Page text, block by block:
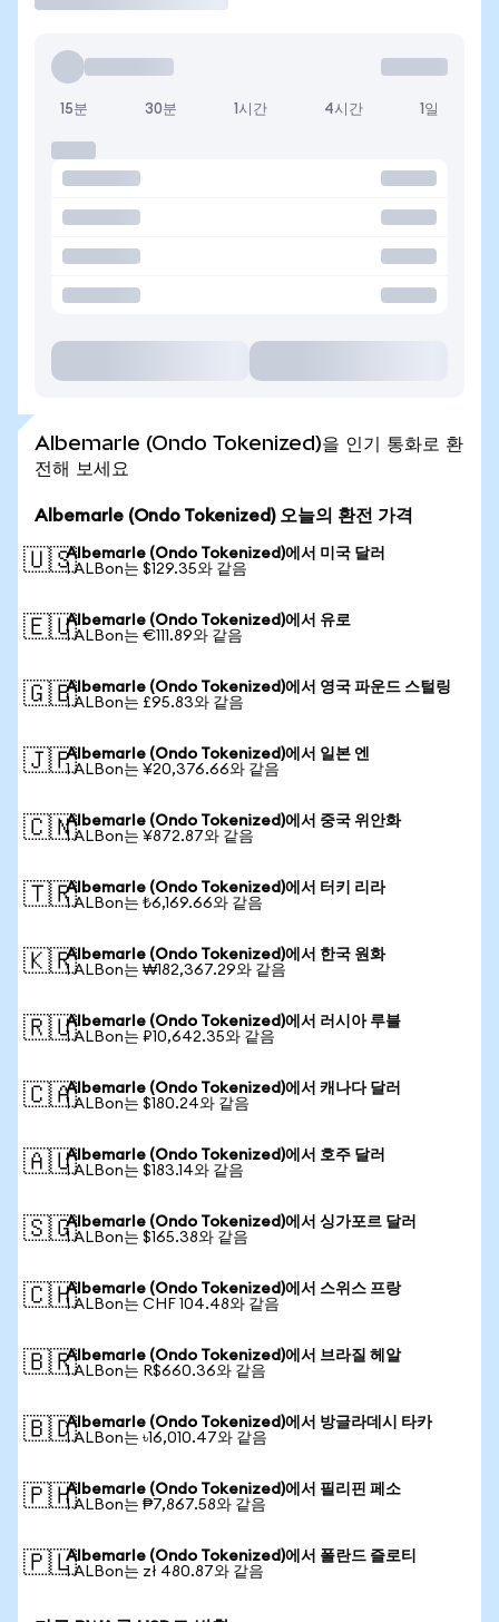
15분 30분 1시간 4시간 1일
Albemarle (Ondo Tokenized)을 인기 통화로 환
전해 보세요
Albemarle (Ondo Tokenized) 오늘의 환전 가격
🇺🇸Albemarle (Ondo Tokenized)에서 미국 달러
1 ALBon는 $129.35와 같음
🇪🇺Albemarle (Ondo Tokenized)에서 유로
1 ALBon는 €111.89와 같음
🇬🇧Albemarle (Ondo Tokenized)에서 영국 파운드 스털링
1 ALBon는 £95.83와 같음
🇯🇵Albemarle (Ondo Tokenized)에서 일본 엔
1 ALBon는 ¥20,376.66와 같음
🇨🇳Albemarle (Ondo Tokenized)에서 중국 위안화
1 ALBon는 ¥872.87와 같음
🇹🇷Albemarle (Ondo Tokenized)에서 터키 리라
1 ALBon는 ₺6,169.66와 같음
🇰🇷Albemarle (Ondo Tokenized)에서 한국 원화
1 ALBon는 ₩182,367.29와 같음
🇷🇺Albemarle (Ondo Tokenized)에서 러시아 루블
1 ALBon는 ₽10,642.35와 같음
🇨🇦Albemarle (Ondo Tokenized)에서 캐나다 달러
1 ALBon는 $180.24와 같음
🇦🇺Albemarle (Ondo Tokenized)에서 호주 달러
1 ALBon는 $183.14와 같음
🇸🇬Albemarle (Ondo Tokenized)에서 싱가포르 달러
1 ALBon는 $165.38와 같음
🇨🇭Albemarle (Ondo Tokenized)에서 스위스 프랑
1 ALBon는 CHF 104.48와 같음
🇧🇷Albemarle (Ondo Tokenized)에서 브라질 헤알
1 ALBon는 R$660.36와 같음
🇧🇩Albemarle (Ondo Tokenized)에서 방글라데시 타카
1 ALBon는 ৳16,010.47와 같음
🇵🇭Albemarle (Ondo Tokenized)에서 필리핀 페소
1 ALBon는 ₱7,867.58와 같음
🇵🇱Albemarle (Ondo Tokenized)에서 폴란드 즐로티
1 ALBon는 zł 480.87와 같음